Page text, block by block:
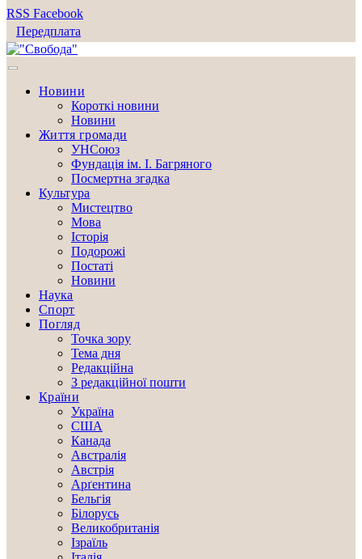
RSS Facebook
Передплата
Новини
Короткі новини
Новини
Життя громади
УНСоюз
Фундація ім. І. Багряного
Посмертна згадка
Культура
Мистецтво
Мова
Історія
Подорожі
Постаті
Новини
Наука
Спорт
Погляд
Точка зору
Тема дня
Редакційна
З редакційної пошти
Країни
Україна
США
Канада
Австралія
Австрія
Арґентина
Бельгія
Білорусь
Великобританія
Ізраїль